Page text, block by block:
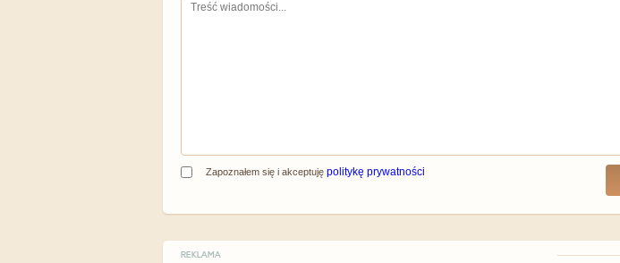
Zapoznałem się i akceptuję politykę prywatności
REKLAMA